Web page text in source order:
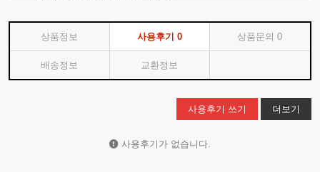
상품정보 사용후기 0 상품문의0
배송정보 교환정보
사용후기 쓰기 더보기
사용후기가 없습니다.